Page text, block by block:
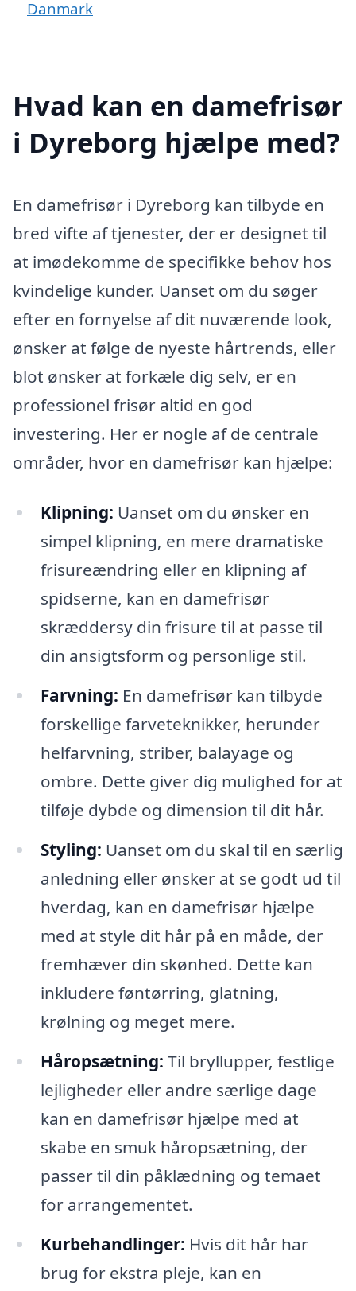
Danmark
Hvad kan en damefrisør
i Dyreborg hjælpe med?
En damefrisør i Dyreborg kan tilbyde en
bred vifte af tjenester, der er designet til
at imødekomme de specifikke behov hos
kvindelige kunder. Uanset om du søger
efter en fornyelse af dit nuværende look,
ønsker at følge de nyeste hårtrends, eller
blot ønsker at forkæle dig selv, er en
professionel frisør altid en god
investering. Her er nogle af de centrale
områder, hvor en damefrisør kan hjælpe:
Klipning: Uanset om du ønsker en
simpel klipning, en mere dramatiske
frisureændring eller en klipning af
spidserne, kan en damefrisør
skræddersy din frisure til at passe til
din ansigtsform og personlige stil.
Farvning: En damefrisør kan tilbyde
forskellige farveteknikker, herunder
helfarvning, striber, balayage og
ombre. Dette giver dig mulighed for at
tilføje dybde og dimension til dit hår.
Styling: Uanset om du skal til en særlig
anledning eller ønsker at se godt ud til
hverdag, kan en damefrisør hjælpe
med at style dit hår på en måde, der
fremhæver din skønhed. Dette kan
inkludere føntørring, glatning,
krølning og meget mere.
Håropsætning: Til bryllupper, festlige
lejligheder eller andre særlige dage
kan en damefrisør hjælpe med at
skabe en smuk håropsætning, der
passer til din påklædning og temaet
for arrangementet.
Kurbehandlinger: Hvis dit hår har
brug for ekstra pleje, kan en